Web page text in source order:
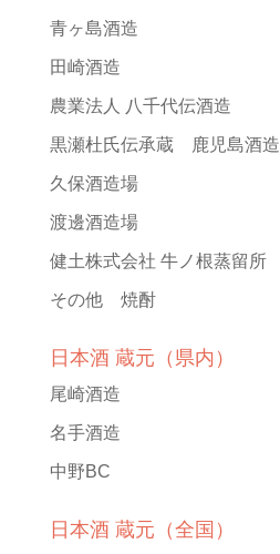
青ヶ島酒造
田崎酒造
農業法人 八千代伝酒造
黒瀬杜氏伝承蔵 鹿児島酒造
久保酒造場
渡邊酒造場
健土株式会社 牛ノ根蒸留所
その他 焼酎
日本酒 蔵元（県内）
尾崎酒造
名手酒造
中野BC
日本酒 蔵元（全国）